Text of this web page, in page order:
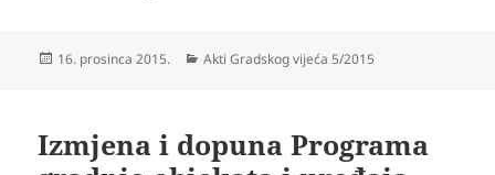
Objavljeno
16. prosinca 2015. Kategorije
Akti Gradskog vijeća 5/2015
Izmjena i dopuna Programa